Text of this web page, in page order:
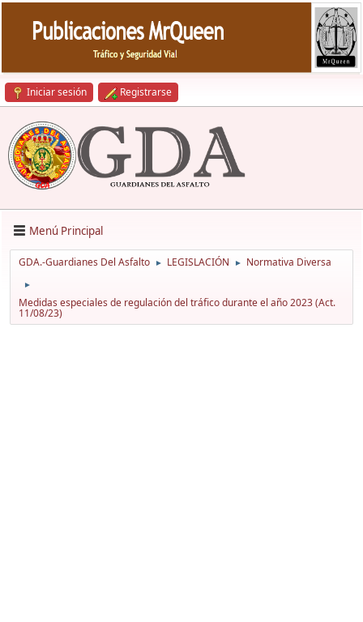
Iniciar sesión Registrarse
Menú Principal
GDA.-Guardianes Del Asfalto ► LEGISLACIÓN ► Normativa Diversa
►
Medidas especiales de regulación del tráfico durante el año 2023 (Act.
11/08/23)